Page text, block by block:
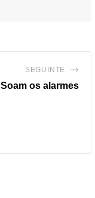
SEGUINTE
Soam os alarmes